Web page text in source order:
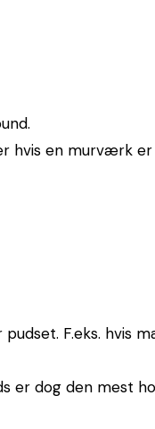
hvis en murværk
F.eks. hvis
er dog den mest